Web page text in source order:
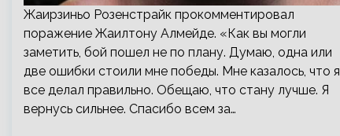
Жаирзиньо Розенстрайк прокомментировал
поражение Жаилтону Алмейде. «Как вы могли
заметить, бой пошел не по плану. Думаю, одна или
две ошибки стоили мне победы. Мне казалось, что я
все делал правильно. Обещаю, что стану лучше. Я
вернусь сильнее. Спасибо всем за…